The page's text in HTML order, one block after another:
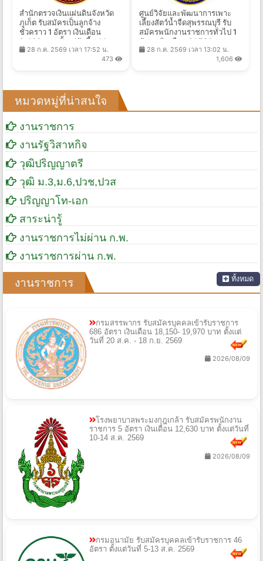
สํานักตรวจเงินแผ่นดินจังหวัด
ภูเก็ต รับสมัครเป็นลูกจ้าง
ชั่วคราว 1 อัตรา เงินเดือน
9,400 บาท ตั้งแต่บัดนี้ - 14
ส.ค. 2569
28 ก.ค. 2569 เวลา 17:52 น.
473
ศูนย์วิจัยและพัฒนาการเพาะ
เลี้ยงสัตว์น้ำจืดสุพรรณบุรี รับ
สมัครพนักงานราชการทั่วไป 1
อัตรา เงินเดือน 21,780 บาท
ตั้งแต่วันที่ 10 - 19 ส.ค. 2569
28 ก.ค. 2569 เวลา 13:02 น.
1,606
หมวดหมู่ที่น่าสนใจ
งานราชการ
งานรัฐวิสาหกิจ
วุฒิปริญญาตรี
วุฒิ ม.3,ม.6,ปวช,ปวส
ปริญญาโท-เอก
สาระน่ารู้
งานราชการไม่ผ่าน ก.พ.
งานราชการผ่าน ก.พ.
งานราชการ ทั้งหมด
กรมสรรพากร รับสมัครบุคคลเข้ารับราชการ
686 อัตรา เงินเดือน 18,150- 19,970 บาท ตั้งแต่
วันที่ 20 ส.ค. - 18 ก.ย. 2569
2026/08/09
โรงพยาบาลพระมงกุฎเกล้า รับสมัครพนักงาน
ราชการ 5 อัตรา เงินเดือน 12,630 บาท ตั้งแต่วันที่
10-14 ส.ค. 2569
2026/08/09
กรมอนามัย รับสมัครบุคคลเข้ารับราชการ 46
อัตรา ตั้งแต่วันที่ 5-13 ส.ค. 2569